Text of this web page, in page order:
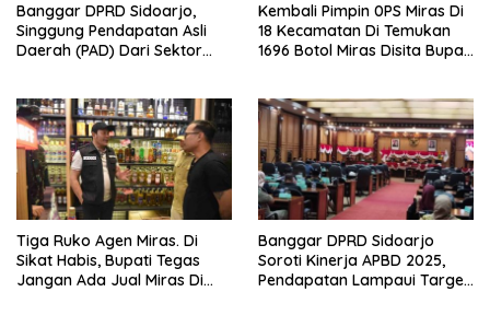
Banggar DPRD Sidoarjo,
Singgung Pendapatan Asli
Daerah (PAD) Dari Sektor
Evaluasi Secara Menyeluruh
Kembali Pimpin 0PS Miras Di
18 Kecamatan Di Temukan
1696 Botol Miras Disita Bupati
Tiga Ruko Agen Miras. Di
Sikat Habis, Bupati Tegas
Jangan Ada Jual Miras Di
Banggar DPRD Sidoarjo
Soroti Kinerja APBD 2025,
Pendapatan Lampaui Target